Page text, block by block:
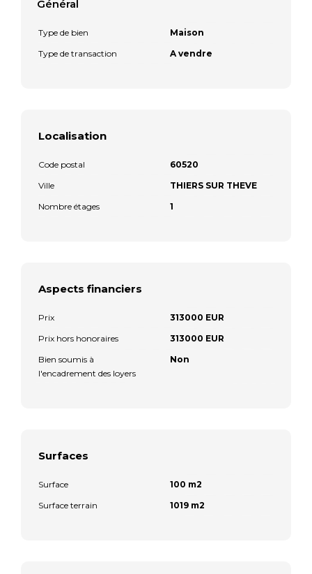
Général
Type de bien
Maison
Type de transaction
A vendre
Localisation
Code postal
60520
Ville
THIERS SUR THEVE
Nombre étages
1
Aspects financiers
Prix
313000 EUR
Prix hors honoraires
313000 EUR
Bien soumis à
l'encadrement des loyers
Non
Surfaces
Surface
100 m2
Surface terrain
1019 m2